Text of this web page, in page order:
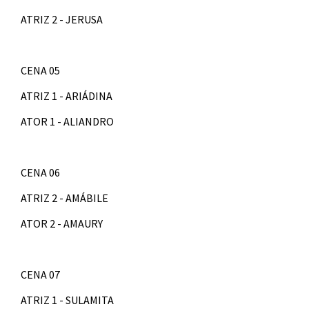
ATRIZ 2 - JERUSA
CENA 05
ATRIZ 1 - ARIÁDINA
ATOR 1 - ALIANDRO
CENA 06
ATRIZ 2 - AMÁBILE
ATOR 2 - AMAURY
CENA 07
ATRIZ 1 - SULAMITA